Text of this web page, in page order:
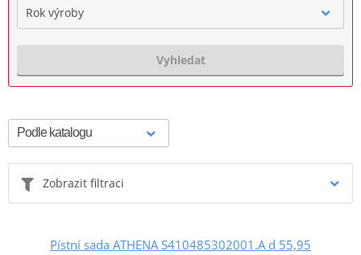
Rok výroby
Vyhledat
Zobrazit filtraci
Pístní sada ATHENA S410485302001.A d 55,95